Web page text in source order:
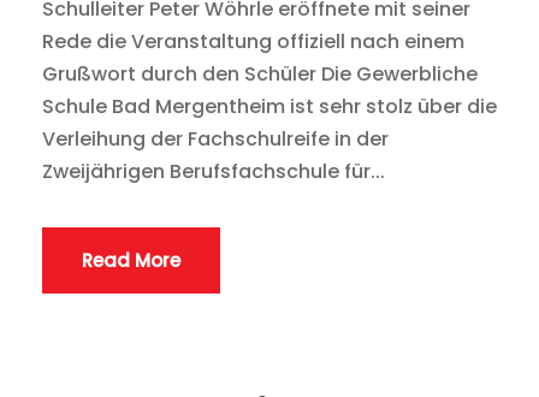
Schulleiter Peter Wöhrle eröffnete mit seiner
Rede die Veranstaltung offiziell nach einem
Grußwort durch den Schüler Die Gewerbliche
Schule Bad Mergentheim ist sehr stolz über die
Verleihung der Fachschulreife in der
Zweijährigen Berufsfachschule für...
Read More